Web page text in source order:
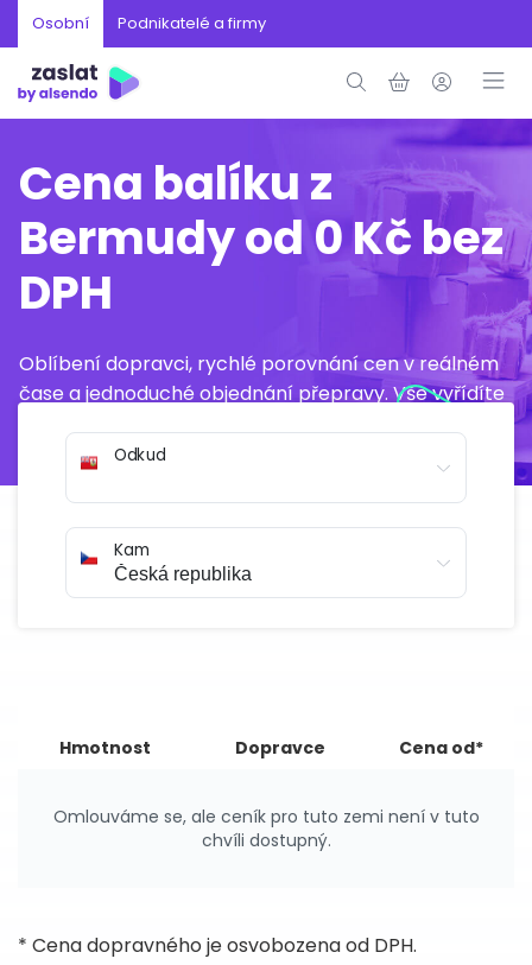
Osobní Podnikatelé a firmy
Cena balíku z
Bermudy od 0 Kč bez
DPH
Oblíbení dopravci, rychlé porovnání cen v reálném
čase a jednoduché objednání přepravy. Vše vyřídíte
Odkud
Kam
Hmotnost Dopravce Cena od*
Omlouváme se, ale ceník pro tuto zemi není v tuto
chvíli dostupný.
* Cena dopravného je osvobozena od DPH.